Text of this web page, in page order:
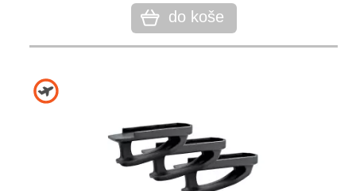
do koše